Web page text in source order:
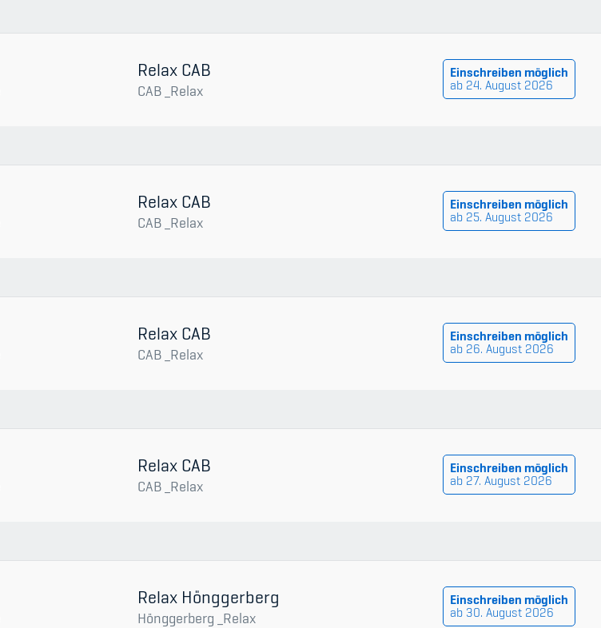
Relax CAB
CAB _Relax
Einschreiben möglich
ab 24. August 2026
Relax CAB
CAB _Relax
Einschreiben möglich
ab 25. August 2026
Relax CAB
CAB _Relax
Einschreiben möglich
ab 26. August 2026
Relax CAB
CAB _Relax
Einschreiben möglich
ab 27. August 2026
Relax Hönggerberg
Hönggerberg _Relax
Einschreiben möglich
ab 30. August 2026